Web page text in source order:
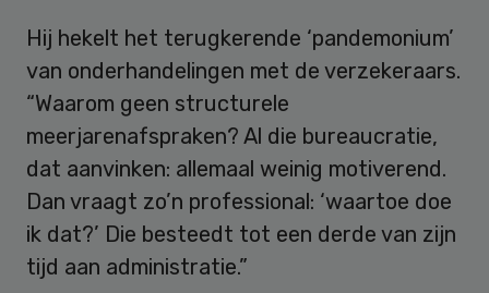
Hij hekelt het terugkerende ‘pandemonium’
van onderhandelingen met de verzekeraars.
“Waarom geen structurele
meerjarenafspraken? Al die bureaucratie,
dat aanvinken: allemaal weinig motiverend.
Dan vraagt zo’n professional: ‘waartoe doe
ik dat?’ Die besteedt tot een derde van zijn
tijd aan administratie.”